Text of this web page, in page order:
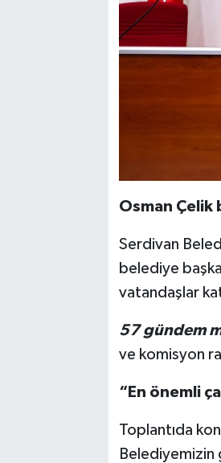
Osman Çelik
Serdivan
belediye
vatandaşlar
57 gündem
ve komisyon
“En önemli
Toplantıda
Belediyemizin